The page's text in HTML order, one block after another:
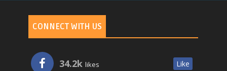
CONNECT WITH US
34.2k likes Like